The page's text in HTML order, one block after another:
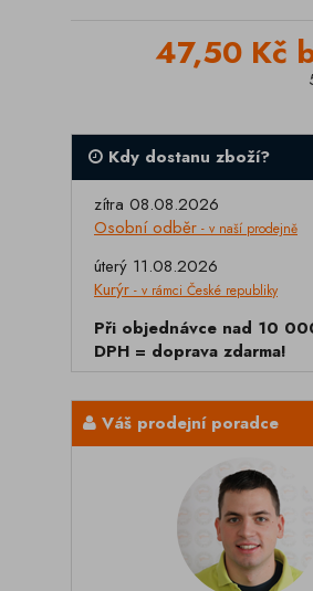
47,50 Kč
Kdy dostanu zboží?
zítra 08.08.2026
Osobní odběr - v naší prodejně
úterý 11.08.2026
Kurýr - v rámci České republiky
Při objednávce nad 10
DPH = doprava zdarma!
Váš prodejní poradce